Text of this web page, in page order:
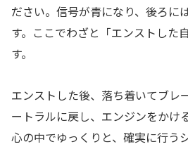
ださい。信号が青になり、後ろに
す。ここでわざと「エンストした
す。
エンストした後、落ち着いてブレ
ートラルに戻し、エンジンをかけ
心の中でゆっくりと、確実に行う